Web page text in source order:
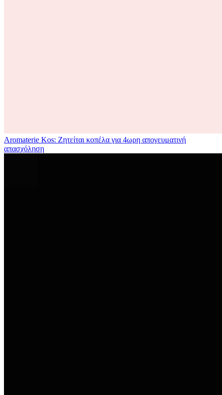
Aromaterie Kos: Ζητείται κοπέλα για 4ωρη απογευματινή
απασχόληση